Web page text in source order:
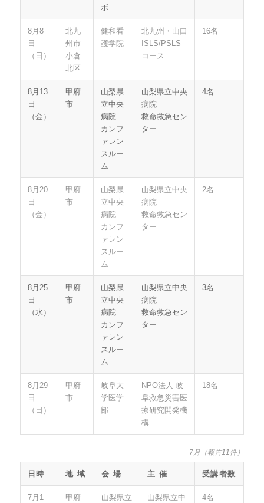
ボ
8月8
日
（日）
北九
州市
小倉
北区
健和看
護学院
北九州・山口
ISLS/PSLS
コース
16名
8月13
日
（金）
甲府
市
山梨県
立中央
病院
カンフ
ァレン
スルー
ム
山梨県立中央
病院
救命救急セン
ター
4名
8月20
日
（金）
甲府
市
山梨県
立中央
病院
カンフ
ァレン
スルー
ム
山梨県立中央
病院
救命救急セン
ター
2名
8月25
日
（水）
甲府
市
山梨県
立中央
病院
カンフ
ァレン
スルー
ム
山梨県立中央
病院
救命救急セン
ター
3名
8月29
日
（日）
甲府
市
岐阜大
学医学
部
NPO法人 岐
阜救急災害医
療研究開発機
構
18名
7月（報告11件）
日時 地 域 会 場 主 催 受講者数
7月1
甲府
山梨県立
山梨県立中
4名